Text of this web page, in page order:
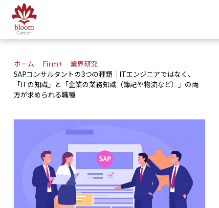
ホーム Firm+
業界研究
SAPコンサルタントの3つの種類｜ITエンジニアではなく、
「ITの知識」と「企業の業務知識（簿記や物流など）」の両
方が求められる職種